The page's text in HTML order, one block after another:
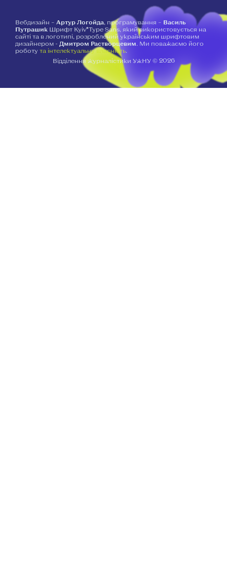
Вебдизайн – Артур Логойда, програмування – Василь
Путрашик Шрифт Kyiv*Type Sans, який використовується на
сайті та в логотипі, розроблений українським шрифтовим
дизайнером - Дмитром Растворцевим. Ми поважаємо його
роботу та інтелектуальну власність.
Відділення журналістики УжНУ © 2026